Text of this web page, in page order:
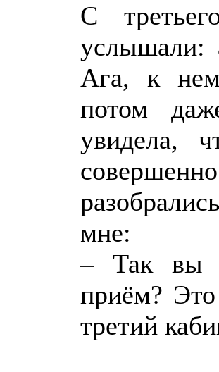
С
услышали:
Ага, к
потом
увидела,
мне:
– Так вы
приём?
третий